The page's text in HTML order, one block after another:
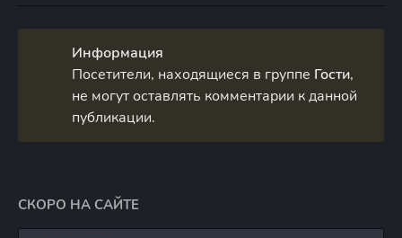
Информация
Посетители, находящиеся в группе Гости,
не могут оставлять комментарии к данной
публикации.
СКОРО НА САЙТЕ